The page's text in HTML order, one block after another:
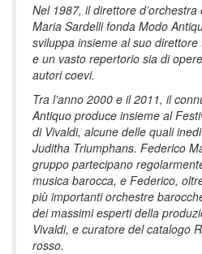
Nel 1987, il direttore
Maria Sardelli fonda Modo
sviluppa insieme al suo
e un vasto repertorio sia di
autori coevi.
Tra l’anno 2000 e il 2011, il
Antiquo produce insieme al
di Vivaldi, alcune delle quali
Juditha Triumphans. Federico
gruppo partecipano
musica barocca, e Federico,
più importanti orchestre
dei massimi esperti della
Vivaldi, e curatore del catalogo
rosso.